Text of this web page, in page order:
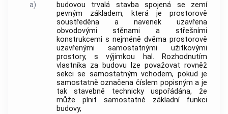
a)
budovou trvalá stavba spojená se zemí
pevným základem, která je prostorově
soustředěna a navenek uzavřena
obvodovými stěnami a střešními
konstrukcemi s nejméně dvěma prostorově
uzavřenými samostatnými užitkovými
prostory, s výjimkou hal. Rozhodnutím
vlastníka za budovu lze považovat rovněž
sekci se samostatným vchodem, pokud je
samostatně označena číslem popisným a je
tak stavebně technicky uspořádána, že
může plnit samostatně základní funkci
budovy,